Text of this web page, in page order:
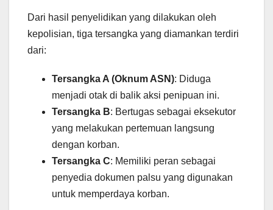
Dari hasil penyelidikan yang dilakukan oleh
kepolisian, tiga tersangka yang diamankan terdiri
dari:
Tersangka A (Oknum ASN): Diduga
menjadi otak di balik aksi penipuan ini.
Tersangka B: Bertugas sebagai eksekutor
yang melakukan pertemuan langsung
dengan korban.
Tersangka C: Memiliki peran sebagai
penyedia dokumen palsu yang digunakan
untuk memperdaya korban.